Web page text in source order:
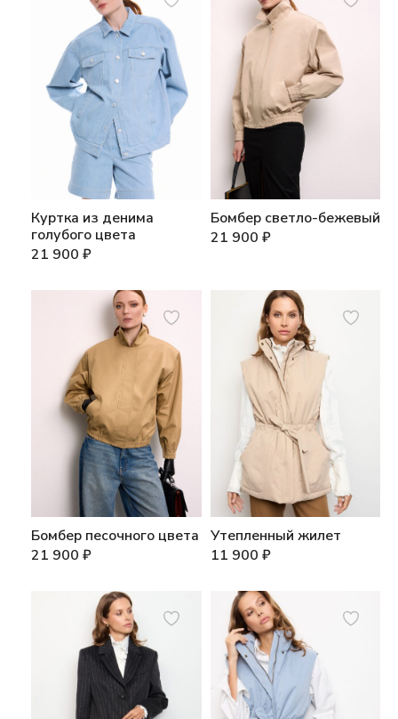
Куртка из денима
голубого цвета
21 900 ₽
Бомбер светло-бежевый
21 900 ₽
Бомбер песочного цвета
21 900 ₽
Утепленный жилет
11 900 ₽